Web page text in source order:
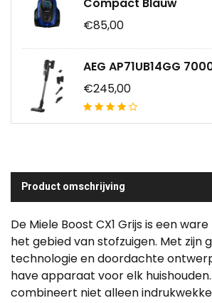
€85,00
AEG AP71UB14GG
€245,00
Product omschrijving
De Miele Boost CX1 Grijs is een
het gebied van stofzuigen. Met zijn
technologie en doordachte
have apparaat voor elk
combineert niet alleen